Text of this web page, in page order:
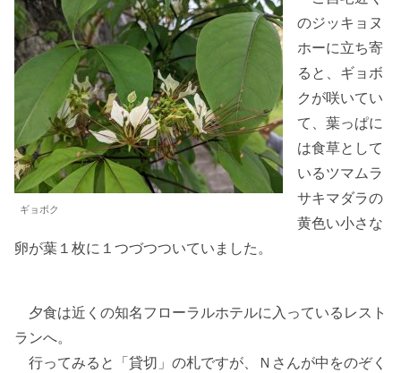
ギョボク
のジッキョヌ
ホーに立ち寄
ると、ギョボ
クが咲いてい
て、葉っぱに
は食草として
いるツマムラ
サキマダラの
黄色い小さな
卵が葉１枚に１つづつついていました。
夕食は近くの知名フローラルホテルに入っているレスト
ランへ。
行ってみると「貸切」の札ですが、Ｎさんが中をのぞく